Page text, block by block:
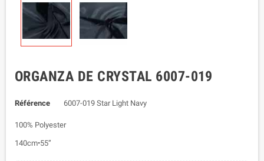
ORGANZA DE CRYSTAL 6007-019
Référence 6007-019 Star Light Navy
100% Polyester
140cm•55”